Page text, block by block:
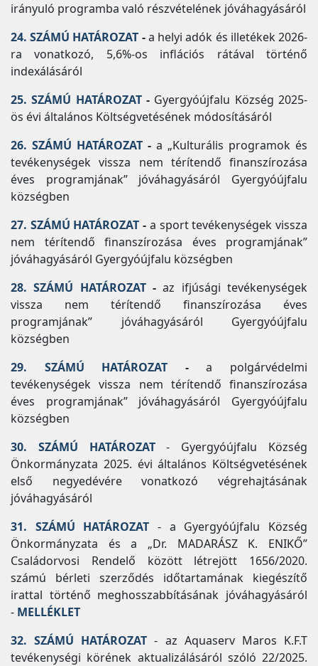
irányuló programba való részvételének jóváhagyásáról
24. SZÁMÚ HATÁROZAT -a helyi adók és illetékek 2026-
ra vonatkozó, 5,6%-os inflációs rátával történő
indexálásáról
25. SZÁMÚ HATÁROZAT- Gyergyóújfalu Község 2025-
ös évi általános Költségvetésének módosításáról
26. SZÁMÚ HATÁROZAT - a „Kulturális programok és
tevékenységek vissza nem térítendő finanszírozása
éves programjának” jóváhagyásáról Gyergyóújfalu
községben
27. SZÁMÚ HATÁROZAT - a sport tevékenységek vissza
nem térítendő finanszírozása éves programjának”
jóváhagyásáról Gyergyóújfalu községben
28. SZÁMÚ HATÁROZAT-az ifjúsági tevékenységek
vissza nem térítendő finanszírozása éves
programjának” jóváhagyásáról Gyergyóújfalu
községben
29. SZÁMÚ HATÁROZAT -a polgárvédelmi
tevékenységek vissza nem térítendő finanszírozása
éves programjának” jóváhagyásáról Gyergyóújfalu
községben
30. SZÁMÚ HATÁROZAT- Gyergyóújfalu Község
Önkormányzata 2025. évi általános Költségvetésének
első negyedévére vonatkozó végrehajtásának
jóváhagyásáról
31. SZÁMÚ HATÁROZAT - a Gyergyóújfalu Község
Önkormányzata és a „Dr. MADARÁSZ K. ENIKŐ”
Családorvosi Rendelő között létrejött 1656/2020.
számú bérleti szerződés időtartamának kiegészítő
irattal történő meghosszabbításának jóváhagyásáról
- MELLÉKLET
32. SZÁMÚ HATÁROZAT - az Aquaserv Maros K.F.T
tevékenységi körének aktualizálásáról szóló 22/2025.